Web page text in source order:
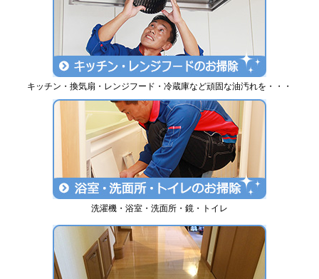
キッチン・換気扇・レンジフード・冷蔵庫など頑固な油汚れを・・・
洗濯機・浴室・洗面所・鏡・トイレ